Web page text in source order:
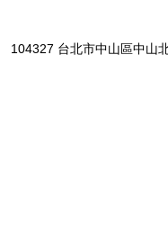
104327 台北市中山區中山